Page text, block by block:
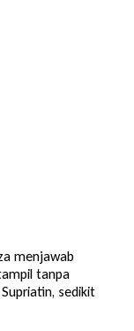
menjawab
tanpa
sedikit